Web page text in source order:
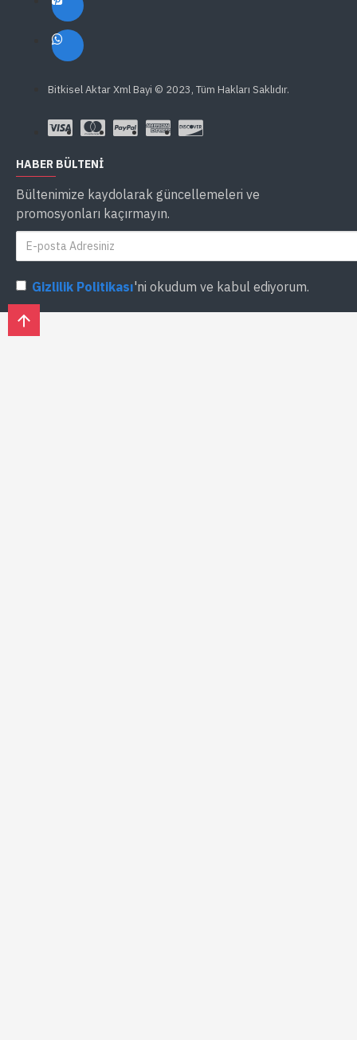
Bitkisel Aktar Xml Bayi © 2023, Tüm Hakları Saklıdır.
HABER BÜLTENI
Bültenimize kaydolarak güncellemeleri ve
promosyonları kaçırmayın.
Gizlilik Politikası'ni okudum ve kabul ediyorum.